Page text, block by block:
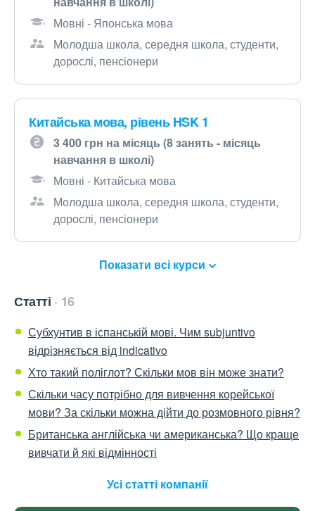
Мовні - Японська мова
Молодша школа, середня школа, студенти,
дорослі, пенсіонери
Китайська мова, рівень HSK 1
3 400 грн на місяць (8 занять - місяць
навчання в школі)
Мовні - Китайська мова
Молодша школа, середня школа, студенти,
дорослі, пенсіонери
Показати всі курси
Статті 16
Субхунтив в іспанській мові. Чим subjuntivo
відрізняється від indicativo
Хто такий поліглот? Скільки мов він може знати?
Скільки часу потрібно для вивчення корейської
мови? За скільки можна дійти до розмовного рівня?
Британська англійська чи американська? Що краще
вивчати й які відмінності
Усі статті компанії